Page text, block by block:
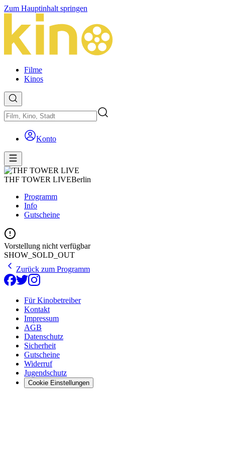
Zum Hauptinhalt springen
Filme
Kinos
Konto
THF TOWER LIVEBerlin
Programm
Info
Gutscheine
Vorstellung nicht verfügbar
SHOW_SOLD_OUT
Zurück zum Programm
Für Kinobetreiber
Kontakt
Impressum
AGB
Datenschutz
Sicherheit
Gutscheine
Widerruf
Jugendschutz
Cookie Einstellungen